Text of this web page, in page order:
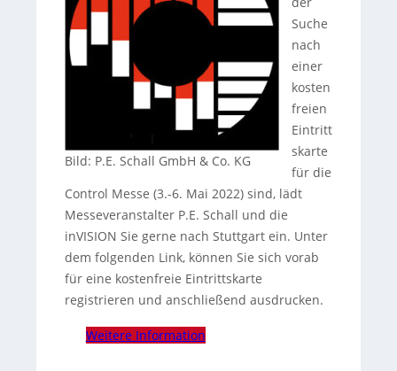
Bild: P.E. Schall GmbH & Co. KG
Suche
nach
einer
kosten
freien
Eintritt
skarte
für die
Control Messe (3.-6. Mai 2022) sind, lädt
Messeveranstalter P.E. Schall und die
inVISION Sie gerne nach Stuttgart ein. Unter
dem folgenden Link, können Sie sich vorab
für eine kostenfreie Eintrittskarte
registrieren und anschließend ausdrucken.
Weitere Information